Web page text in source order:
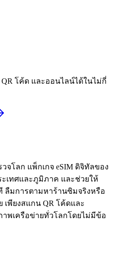
โค้ด และออนไลน์ได้ในไม่กี่
จโลก แพ็กเกจ eSIM ดิจิทัลของ
ะเทศและภูมิภาค และช่วยให้
มการตามหาร้านซิมจริงหรือ
เพียงสแกน QR โค้ดและ
พเครือข่ายทั่วโลกโดยไม่มีข้อ